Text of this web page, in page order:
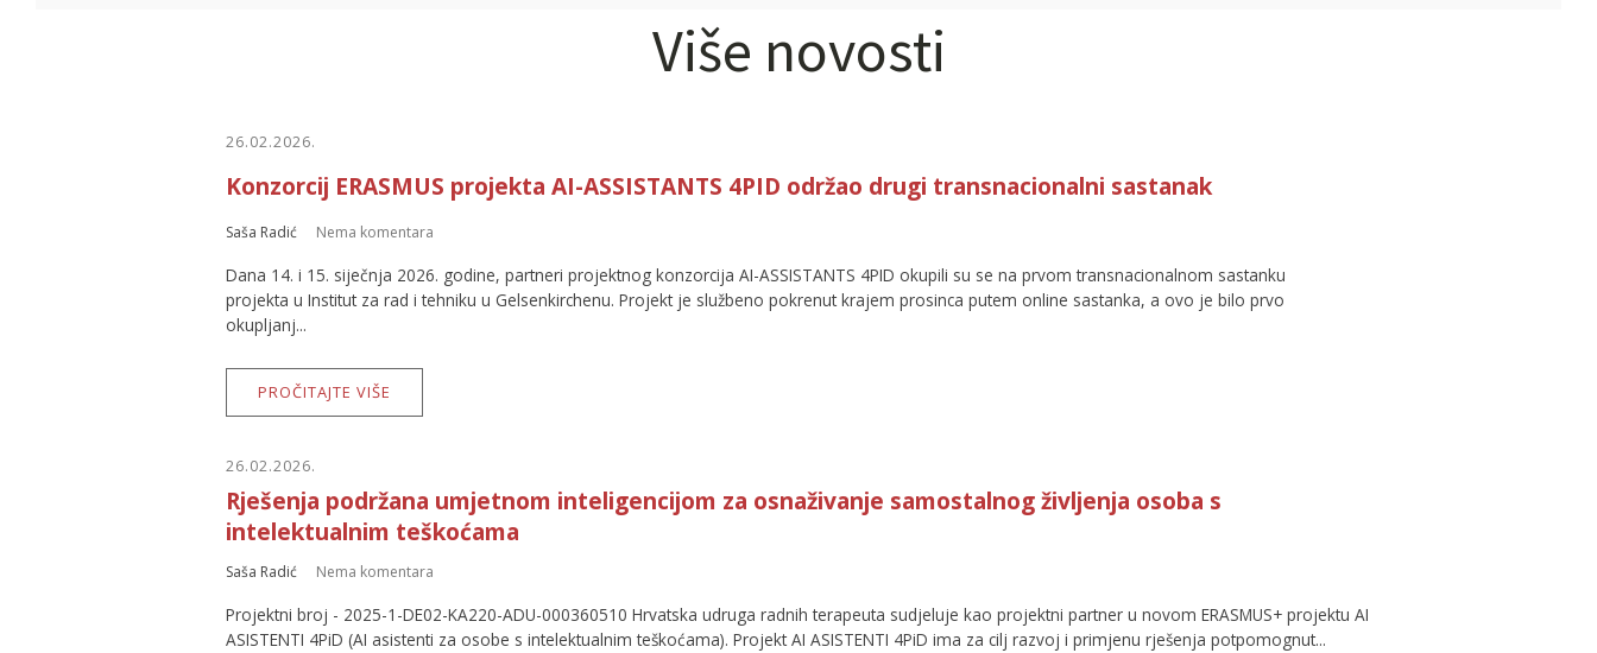
Više novosti
26.02.2026.
Konzorcij ERASMUS projekta AI-ASSISTANTS 4PID održao drugi transnacionalni sastanak
Saša Radić Nema komentara
Dana 14. i 15. siječnja 2026. godine, partneri projektnog konzorcija AI-ASSISTANTS 4PID okupili su se na prvom transnacionalnom sastanku
projekta u Institut za rad i tehniku u Gelsenkirchenu. Projekt je službeno pokrenut krajem prosinca putem online sastanka, a ovo je bilo prvo
okupljanj...
PROČITAJTE VIŠE
26.02.2026.
Rješenja podržana umjetnom inteligencijom za osnaživanje samostalnog življenja osoba s
intelektualnim teškoćama
Saša Radić Nema komentara
Projektni broj - 2025-1-DE02-KA220-ADU-000360510 Hrvatska udruga radnih terapeuta sudjeluje kao projektni partner u novom ERASMUS+ projektu AI
ASISTENTI 4PiD (AI asistenti za osobe s intelektualnim teškoćama). Projekt AI ASISTENTI 4PiD ima za cilj razvoj i primjenu rješenja potpomognut...